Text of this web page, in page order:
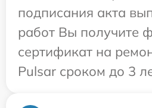
подписания акта
работ Вы получите
сертификат на
Pulsar сроком до 3